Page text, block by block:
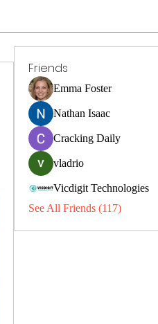
Friends
Emma Foster
Nathan Isaac
Cracking Daily
vladrio
Vicdigit Technologies
See All Friends (117)